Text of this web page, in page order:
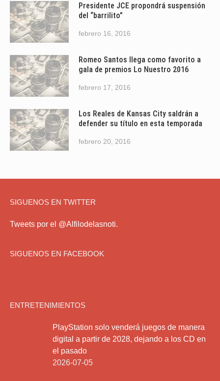
Presidente JCE propondrá suspensión
del “barrilito”
febrero 16, 2016
Romeo Santos llega como favorito a
gala de premios Lo Nuestro 2016
febrero 17, 2016
Los Reales de Kansas City saldrán a
defender su título en esta temporada
febrero 20, 2016
SIGUENOS EN TWITTER
Tweets por el @Alfilodelasnoti.
SIGUENOS EN FACEBOOK
ENTRETENIMIENTOS
PlayStation solo venderá juegos de manera
digital a partir de 2028, dejando a los CD en
el pasado
2026-07-05